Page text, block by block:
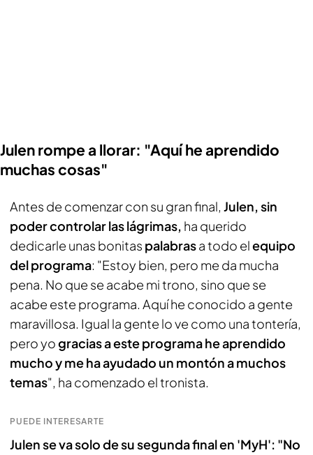
Julen rompe a llorar: "Aquí he aprendido
muchas cosas"
Antes de comenzar con su gran final, Julen, sin
poder controlar las lágrimas, ha querido
dedicarle unas bonitas palabrasa todo elequipo
del programa: "Estoy bien, pero me da mucha
pena. No que se acabe mi trono, sino que se
acabe este programa. Aquí he conocido a gente
maravillosa. Igual la gente lo ve como una tontería,
pero yogracias a este programa he aprendido
mucho y me ha ayudado un montón a muchos
temas", ha comenzado el tronista.
PUEDE INTERESARTE
Julen se va solo de su segunda final en 'MyH': "No